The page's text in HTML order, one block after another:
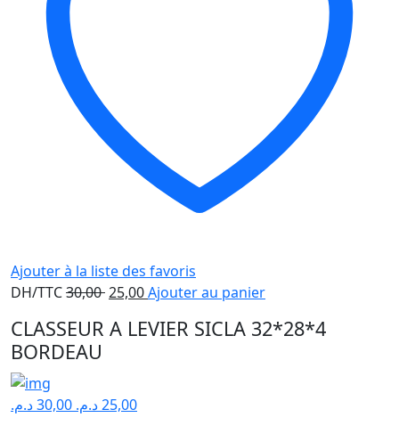
Ajouter à la liste des favoris
DH/TTC30,00 Le
initial
25,00Le
actuel
Ajouter au panier
CLASSEUR A LEVIER SICLA 32*28*4
BORDEAU
30,00د.م. 25,00د.م.